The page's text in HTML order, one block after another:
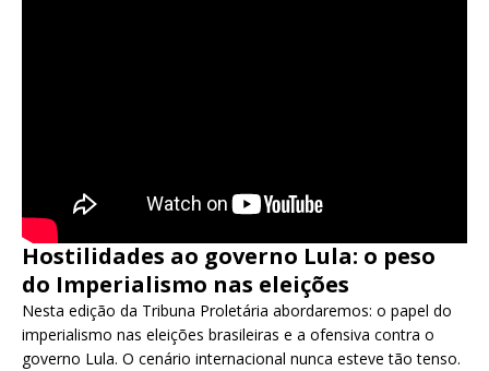
Hostilidades ao governo Lula: o peso
do Imperialismo nas eleições
Nesta edição da Tribuna Proletária abordaremos: o papel do
imperialismo nas eleições brasileiras e a ofensiva contra o
governo Lula. O cenário internacional nunca esteve tão tenso.